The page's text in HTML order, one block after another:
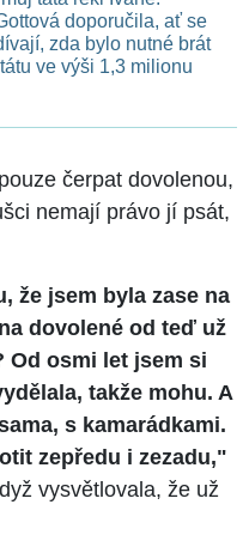
doporučila, ať se
zda bylo nutné brát
ve výši 1,3 milionu
čerpat dovolenou,
nemají právo jí psát,
že jsem byla zase na
dovolené od teď už
Od osmi let jsem si
takže mohu. A
s kamarádkami.
zepředu i zezadu,"
vysvětlovala, že už